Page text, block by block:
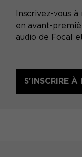
Inscrivez-vous
en avant-
audio de Focal
S'INSCRIRE À